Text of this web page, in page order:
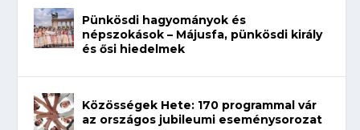
Pünkösdi hagyományok és
népszokások – Májusfa, pünkösdi király
és ősi hiedelmek
Közösségek Hete: 170 programmal vár
az országos jubileumi eseménysorozat